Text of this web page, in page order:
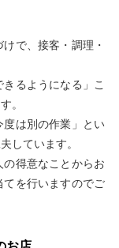
で、接客・調理・
るようになる」こ
。
度は別の作業」とい
しています。
得意なことからお
を行いますのでご